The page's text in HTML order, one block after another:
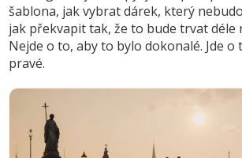
šablona, jak vybrat dárek, který
jak překvapit tak, že to bude trvat déle
Nejde o to, aby to bylo dokonalé. Jde o
pravé.